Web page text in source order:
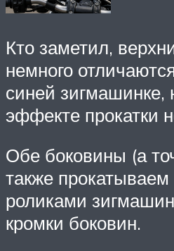
Кто заметил,
немного
синей зигмашинке,
эффекте прокатки
Обе боковины (а
также
роликами
кромки боковин.